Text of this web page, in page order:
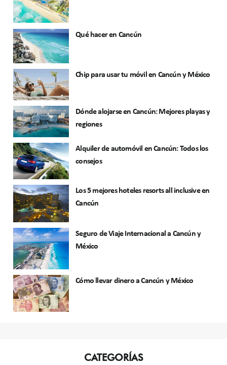
Qué hacer en Cancún
Chip para usar tu móvil en Cancún y México
Dónde alojarse en Cancún: Mejores playas y
regiones
Alquiler de automóvil en Cancún: Todos los
consejos
Los 5 mejores hoteles resorts all inclusive en
Cancún
Seguro de Viaje Internacional a Cancún y
México
Cómo llevar dinero a Cancún y México
CATEGORÍAS